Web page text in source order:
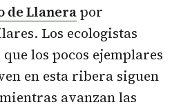
de Llanerapor
Los ecologistas
los pocos ejemplares
en esta ribera siguen
avanzan las